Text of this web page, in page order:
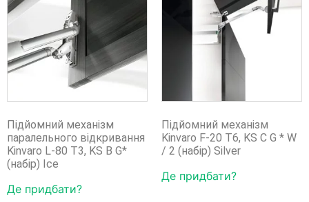
Підйомний механізм
паралельного відкривання
Kinvaro L-80 T3, KS B G*
(набір) Ice
Де придбати?
Підйомний механізм
Kinvaro F-20 T6, KS C G * W
/ 2 (набір) Silver
Де придбати?